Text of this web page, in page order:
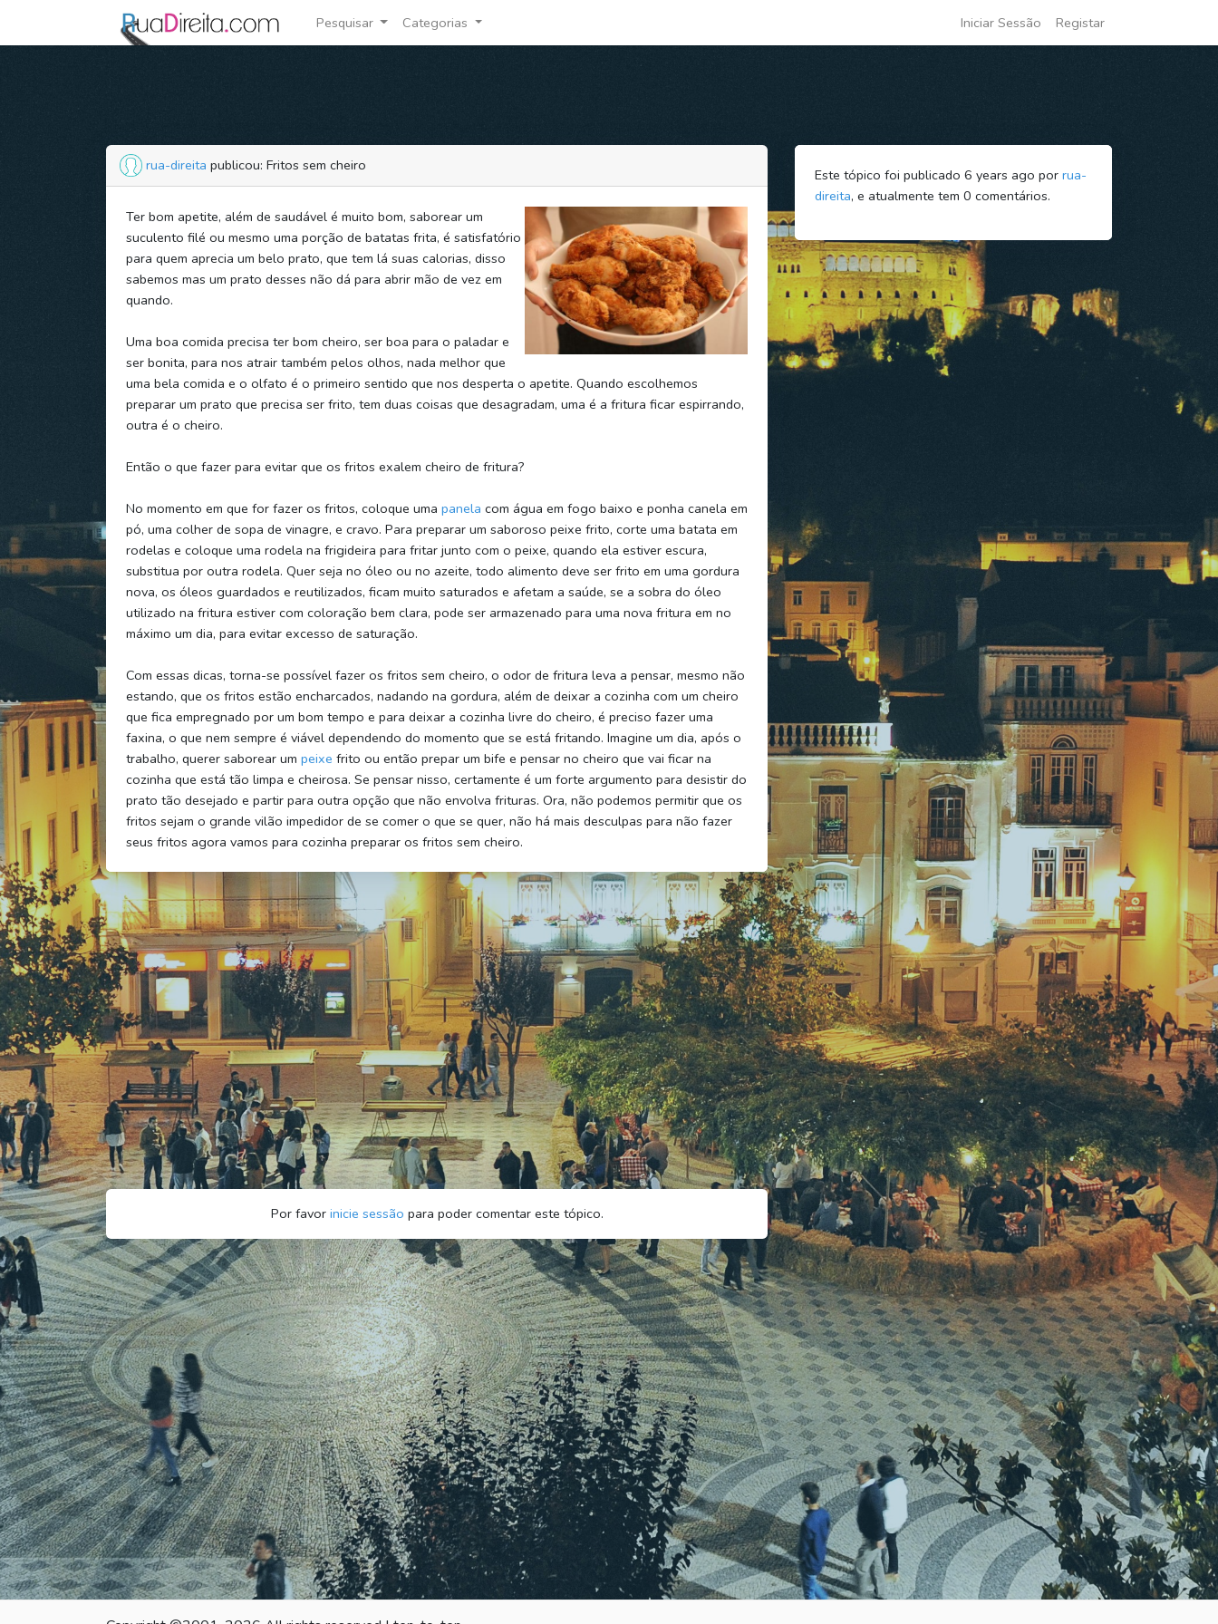
Pesquisar Categorias Iniciar Sessão Registar
rua-direita publicou: Fritos sem cheiro
Ter bom apetite, além de saudável é muito bom, saborear um
suculento filé ou mesmo uma porção de batatas frita, é satisfatório
para quem aprecia um belo prato, que tem lá suas calorias, disso
sabemos mas um prato desses não dá para abrir mão de vez em
quando.
Uma boa comida precisa ter bom cheiro, ser boa para o paladar e
ser bonita, para nos atrair também pelos olhos, nada melhor que
uma bela comida e o olfato é o primeiro sentido que nos desperta o apetite. Quando escolhemos
preparar um prato que precisa ser frito, tem duas coisas que desagradam, uma é a fritura ficar espirrando,
outra é o cheiro.
Então o que fazer para evitar que os fritos exalem cheiro de fritura?
No momento em que for fazer os fritos, coloque uma panela com água em fogo baixo e ponha canela em
pó, uma colher de sopa de vinagre, e cravo. Para preparar um saboroso peixe frito, corte uma batata em
rodelas e coloque uma rodela na frigideira para fritar junto com o peixe, quando ela estiver escura,
substitua por outra rodela. Quer seja no óleo ou no azeite, todo alimento deve ser frito em uma gordura
nova, os óleos guardados e reutilizados, ficam muito saturados e afetam a saúde, se a sobra do óleo
utilizado na fritura estiver com coloração bem clara, pode ser armazenado para uma nova fritura em no
máximo um dia, para evitar excesso de saturação.
Com essas dicas, torna-se possível fazer os fritos sem cheiro, o odor de fritura leva a pensar, mesmo não
estando, que os fritos estão encharcados, nadando na gordura, além de deixar a cozinha com um cheiro
que fica empregnado por um bom tempo e para deixar a cozinha livre do cheiro, é preciso fazer uma
faxina, o que nem sempre é viável dependendo do momento que se está fritando. Imagine um dia, após o
trabalho, querer saborear um peixe frito ou então prepar um bife e pensar no cheiro que vai ficar na
cozinha que está tão limpa e cheirosa. Se pensar nisso, certamente é um forte argumento para desistir do
prato tão desejado e partir para outra opção que não envolva frituras. Ora, não podemos permitir que os
fritos sejam o grande vilão impedidor de se comer o que se quer, não há mais desculpas para não fazer
seus fritos agora vamos para cozinha preparar os fritos sem cheiro.
Por favor inicie sessão para poder comentar este tópico.
Este tópico foi publicado 6 years ago por rua-
direita, e atualmente tem 0 comentários.